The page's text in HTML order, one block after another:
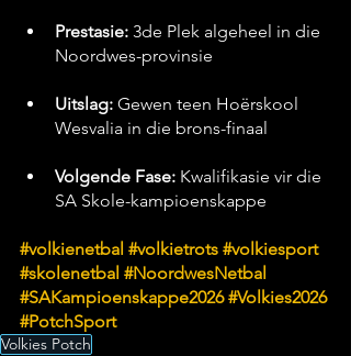
Prestasie: 3de Plek algeheel in die
Noordwes-provinsie
Uitslag: Gewen teen Hoërskool
Wesvalia in die brons-finaal
Volgende Fase: Kwalifikasie vir die
SA Skole-kampioenskappe
#volkienetbal #volkietrots #volkiesport
#skolenetbal #NoordwesNetbal
#SAKampioenskappe2026 #Volkies2026
#PotchSport
Volkies Potch